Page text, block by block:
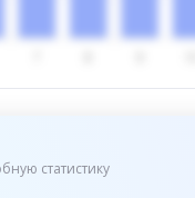
статистику